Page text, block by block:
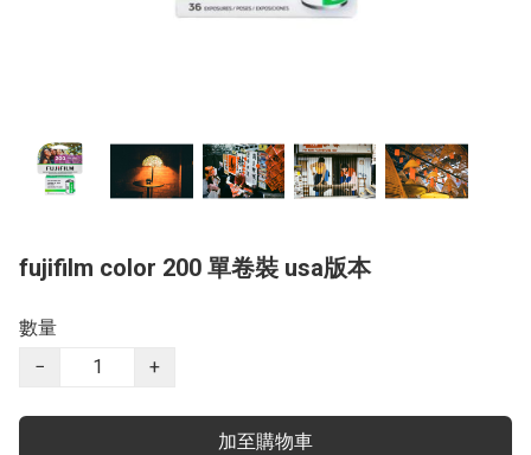
fujifilm color 200 單卷裝 usa版本
數量
−
+
加至購物車